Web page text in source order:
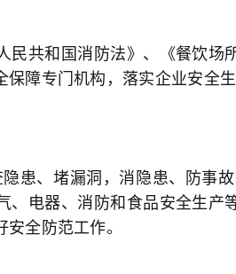
民共和国消防法》、《餐饮场
障专门机构，落实企业安全生
患、堵漏洞，消隐患、防事
、电器、消防和食品安全生产
全防范工作。